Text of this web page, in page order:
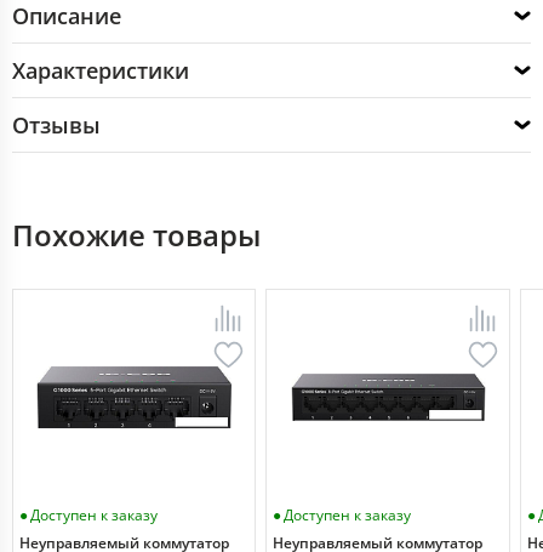
Описание
Характеристики
Отзывы
Похожие товары
Доступен к заказу
Неуправляемый коммутатор
Доступен к заказу
Неуправляемый коммутатор